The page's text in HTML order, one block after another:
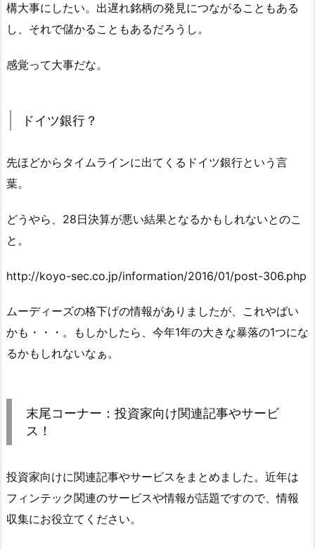
構大事にしたい。出遅れ銘柄の発見につながることもある
し、それで儲かることもあるだろうし。
感覚って大事だな。
ドイツ銀行？
先ほどからタイムラインに出てくるドイツ銀行という言
葉。
どうやら、28日決算が悪い結果となるかもしれないとのこ
と。
http://koyo-sec.co.jp/information/2016/01/post-306.php
ムーディーズの格下げの情報がありましたが、これやばい
かも・・・。もしかしたら、今年1年の大きな暴落の1つにな
るかもしれないなぁ。
末尾コーナー：投資家向け関連記事やサービ
ス！
投資家向けに関連記事やサービスをまとめました。近年は
フィンテック関連のサービスや情報が話題ですので、情報
収集にお役立てください。